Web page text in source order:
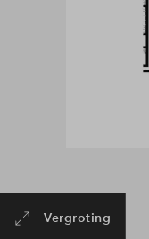
Vergroting